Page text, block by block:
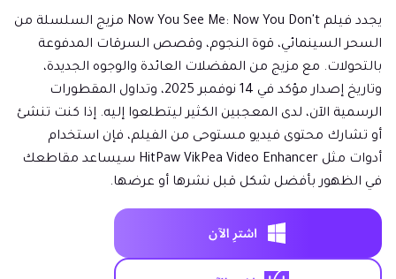
يجدد فيلم Now You See Me: Now You Don't مزيج السلسلة من
السحر السينمائي، قوة النجوم، وقصص السرقات المدفوعة
بالتحولات. مع مزيج من المفضلات العائدة والوجوه الجديدة،
وتاريخ إصدار مؤكد في 14 نوفمبر 2025، وتداول المقطورات
الرسمية الآن، لدى المعجبين الكثير ليتطلعوا إليه. إذا كنت تنشئ
أو تشارك محتوى فيديو مستوحى من الفيلم، فإن استخدام
أدوات مثل HitPaw VikPea Video Enhancer سيساعد مقاطعك
في الظهور بأفضل شكل قبل نشرها أو عرضها.